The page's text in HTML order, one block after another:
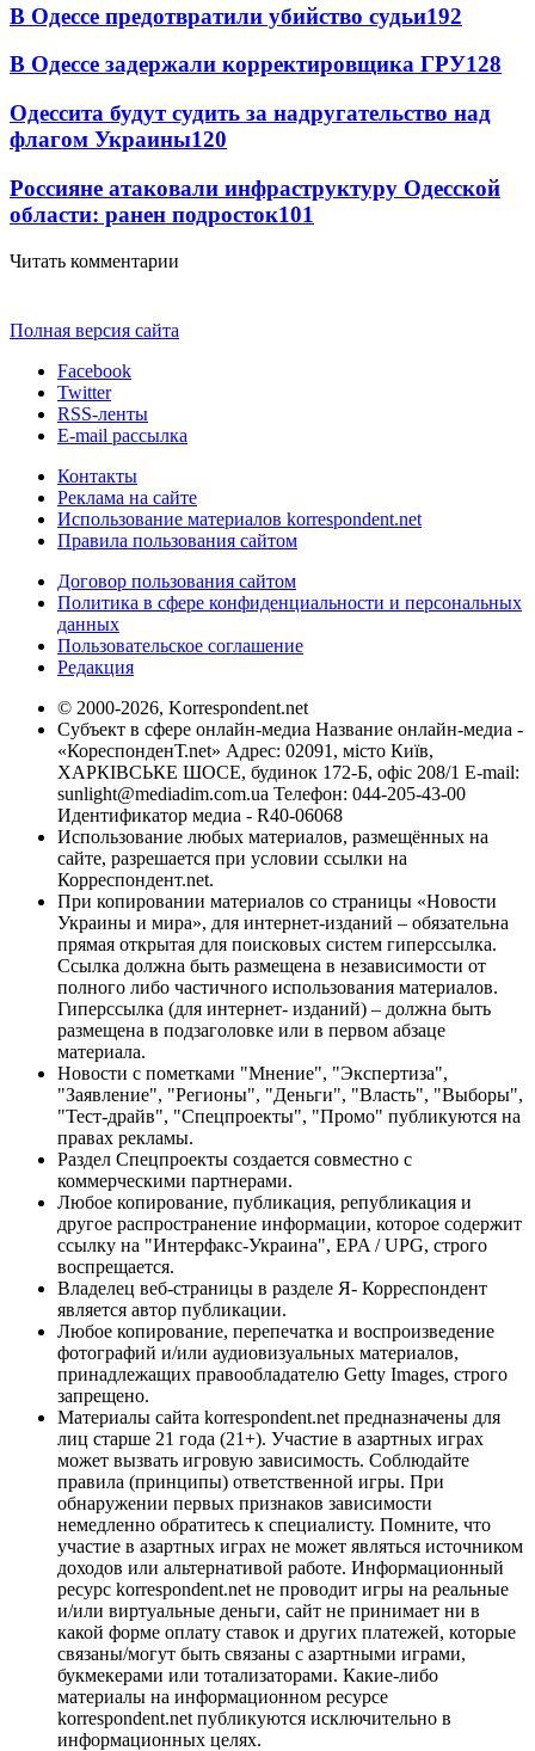
В Одессе предотвратили убийство судьи192
В Одессе задержали корректировщика ГРУ128
Одессита будут судить за надругательство над
флагом Украины120
Россияне атаковали инфраструктуру Одесской
области: ранен подросток101
Читать комментарии
Полная версия сайта
Facebook
Twitter
RSS-ленты
E-mail рассылка
Контакты
Реклама на сайте
Использование материалов korrespondent.net
Правила пользования сайтом
Договор пользования сайтом
Политика в сфере конфиденциальности и персональных
данных
Пользовательское соглашение
Редакция
© 2000-2026, Korrespondent.net
Субъект в сфере онлайн-медиа Название онлайн-медиа -
«КореспонденТ.net» Адрес: 02091, місто Київ,
ХАРКІВСЬКЕ ШОСЕ, будинок 172-Б, офіс 208/1 E-mail:
sunlight@mediadim.com.ua Телефон: 044-205-43-00
Идентификатор медиа - R40-06068
Использование любых материалов, размещённых на
сайте, разрешается при условии ссылки на
Корреспондент.net.
При копировании материалов со страницы «Новости
Украины и мира», для интернет-изданий – обязательна
прямая открытая для поисковых систем гиперссылка.
Ссылка должна быть размещена в независимости от
полного либо частичного использования материалов.
Гиперссылка (для интернет- изданий) – должна быть
размещена в подзаголовке или в первом абзаце
материала.
Новости с пометками "Мнение", "Экспертиза",
"Заявление", "Регионы", "Деньги", "Власть", "Выборы",
"Тест-драйв", "Спецпроекты", "Промо" публикуются на
правах рекламы.
Раздел Спецпроекты создается совместно с
коммерческими партнерами.
Любое копирование, публикация, републикация и
другое распространение информации, которое содержит
ссылку на "Интерфакс-Украина", EPA / UPG, строго
воспрещается.
Владелец веб-страницы в разделе Я- Корреспондент
является автор публикации.
Любое копирование, перепечатка и воспроизведение
фотографий и/или аудиовизуальных материалов,
принадлежащих правообладателю Getty Images, строго
запрещено.
Материалы сайта korrespondent.net предназначены для
лиц старше 21 года (21+). Участие в азартных играх
может вызвать игровую зависимость. Соблюдайте
правила (принципы) ответственной игры. При
обнаружении первых признаков зависимости
немедленно обратитесь к специалисту. Помните, что
участие в азартных играх не может являться источником
доходов или альтернативой работе. Информационный
ресурс korrespondent.net не проводит игры на реальные
и/или виртуальные деньги, сайт не принимает ни в
какой форме оплату ставок и других платежей, которые
связаны/могут быть связаны с азартными играми,
букмекерами или тотализаторами. Какие-либо
материалы на информационном ресурсе
korrespondent.net публикуются исключительно в
информационных целях.